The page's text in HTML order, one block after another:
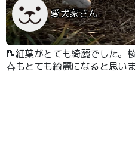
愛犬家さん
📝紅葉がとても綺麗でした。
春もとても綺麗になると思いま